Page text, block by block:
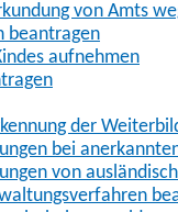
von Amts
beantragen
aufnehmen
der
bei
von